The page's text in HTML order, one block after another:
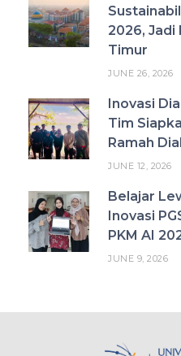
2026, Jadi
Timur
JUNE 26, 2026
Inovasi
Tim
Ramah
JUNE 12, 2026
Belajar
Inovasi
PKM AI
JUNE 9, 2026